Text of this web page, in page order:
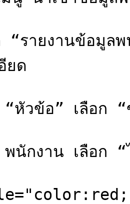
รายงานข้อมูล
ยด
หัวข้อ” เลือก
นักงาน เลือก “